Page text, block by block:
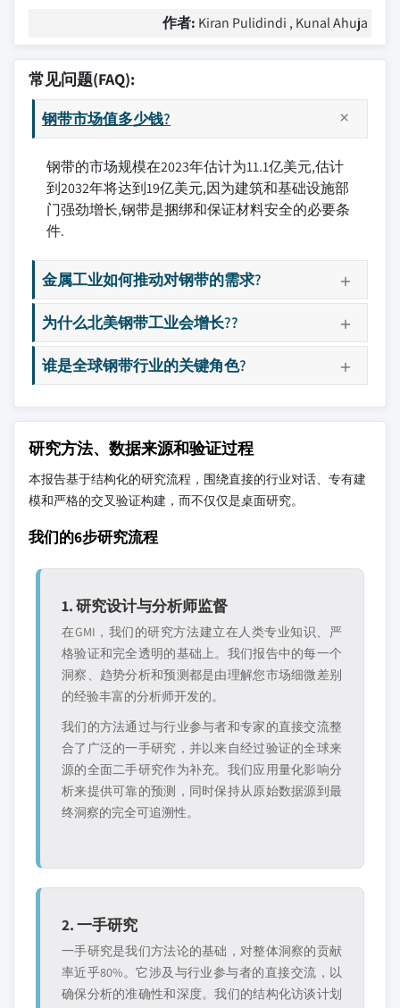
作者: Kiran Pulidindi , Kunal Ahuja
常见问题(FAQ):
钢带市场值多少钱?
钢带的市场规模在2023年估计为11.1亿美元,估计
到2032年将达到19亿美元,因为建筑和基础设施部
门强劲增长,钢带是捆绑和保证材料安全的必要条
件.
金属工业如何推动对钢带的需求?
为什么北美钢带工业会增长??
谁是全球钢带行业的关键角色?
研究方法、数据来源和验证过程
本报告基于结构化的研究流程，围绕直接的行业对话、专有建
模和严格的交叉验证构建，而不仅仅是桌面研究。
我们的6步研究流程
1. 研究设计与分析师监督
在GMI，我们的研究方法建立在人类专业知识、严
格验证和完全透明的基础上。我们报告中的每一个
洞察、趋势分析和预测都是由理解您市场细微差别
的经验丰富的分析师开发的。
我们的方法通过与行业参与者和专家的直接交流整
合了广泛的一手研究，并以来自经过验证的全球来
源的全面二手研究作为补充。我们应用量化影响分
析来提供可靠的预测，同时保持从原始数据源到最
终洞察的完全可追溯性。
2. 一手研究
一手研究是我们方法论的基础，对整体洞察的贡献
率近乎80%。它涉及与行业参与者的直接交流，以
确保分析的准确性和深度。我们的结构化访谈计划